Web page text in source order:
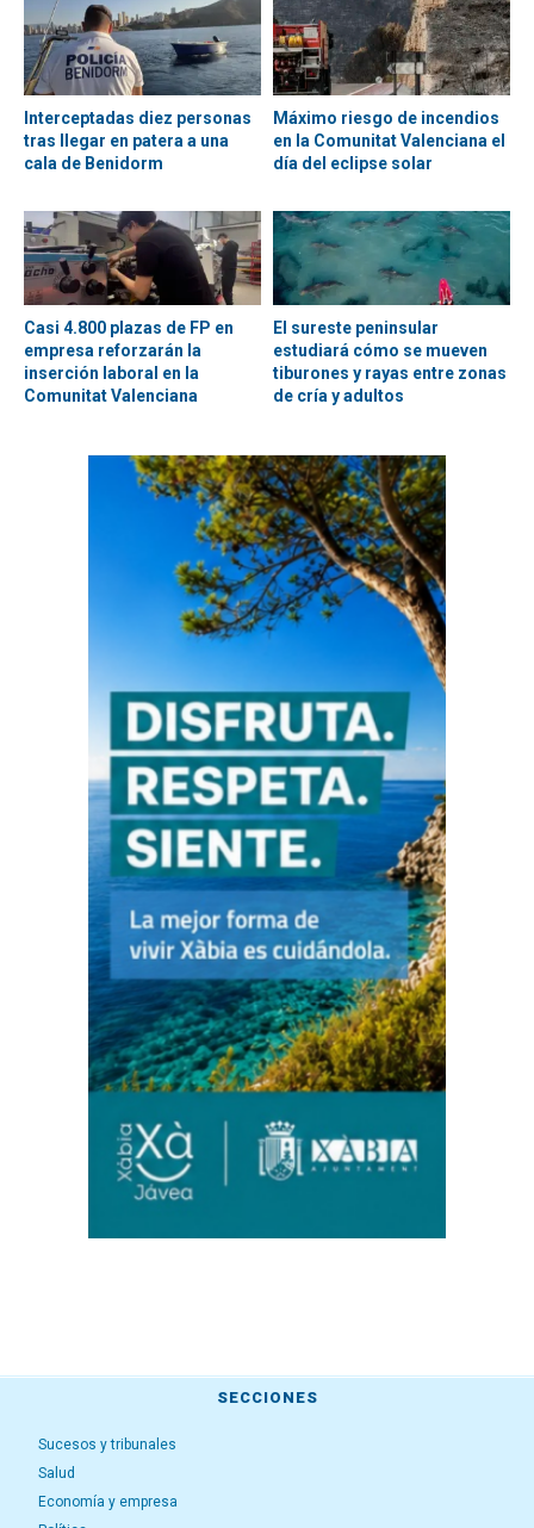
Interceptadas diez personas
tras llegar en patera a una
cala de Benidorm
Máximo riesgo de incendios
en la Comunitat Valenciana el
día del eclipse solar
Casi 4.800 plazas de FP en
empresa reforzarán la
inserción laboral en la
Comunitat Valenciana
El sureste peninsular
estudiará cómo se mueven
tiburones y rayas entre zonas
de cría y adultos
SECCIONES
Sucesos y tribunales
Salud
Economía y empresa